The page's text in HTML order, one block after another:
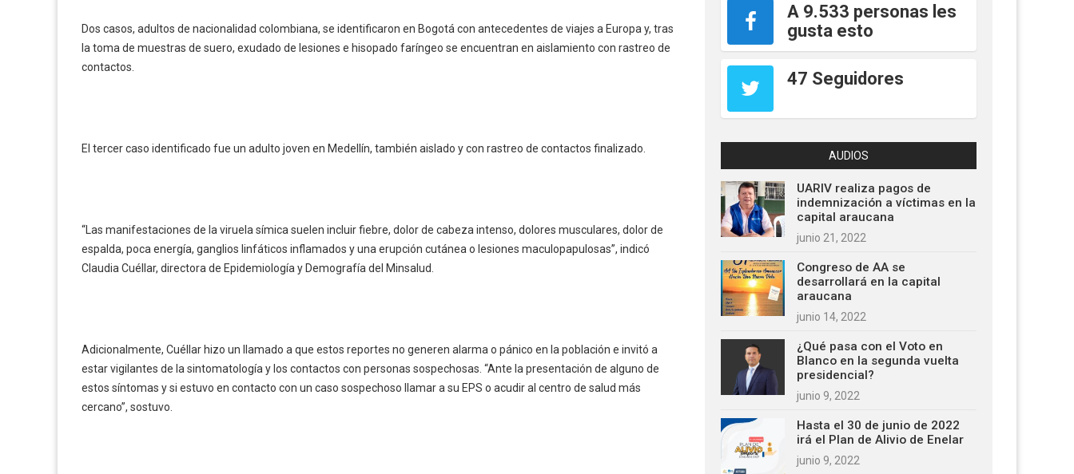
Dos casos, adultos de nacionalidad colombiana, se identificaron en Bogotá con antecedentes de viajes a Europa y, tras
la toma de muestras de suero, exudado de lesiones e hisopado faríngeo se encuentran en aislamiento con rastreo de
contactos.
El tercer caso identificado fue un adulto joven en Medellín, también aislado y con rastreo de contactos finalizado.
“Las manifestaciones de la viruela símica suelen incluir fiebre, dolor de cabeza intenso, dolores musculares, dolor de
espalda, poca energía, ganglios linfáticos inflamados y una erupción cutánea o lesiones maculopapulosas”, indicó
Claudia Cuéllar, directora de Epidemiología y Demografía del Minsalud.
Adicionalmente, Cuéllar hizo un llamado a que estos reportes no generen alarma o pánico en la población e invitó a
estar vigilantes de la sintomatología y los contactos con personas sospechosas. “Ante la presentación de alguno de
estos síntomas y si estuvo en contacto con un caso sospechoso llamar a su EPS o acudir al centro de salud más
cercano”, sostuvo.
A 9.533 personas les
gusta esto
47 Seguidores
AUDIOS
UARIV realiza pagos de
indemnización a víctimas en la
capital araucana
junio 21, 2022
Congreso de AA se
desarrollará en la capital
araucana
junio 14, 2022
¿Qué pasa con el Voto en
Blanco en la segunda vuelta
presidencial?
junio 9, 2022
Hasta el 30 de junio de 2022
irá el Plan de Alivio de Enelar
junio 9, 2022